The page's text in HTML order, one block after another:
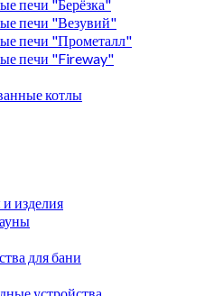
печи "Берёзка"
печи "Везувий"
печи "Прометалл"
печи "Fireway"
котлы
изделия
для бани